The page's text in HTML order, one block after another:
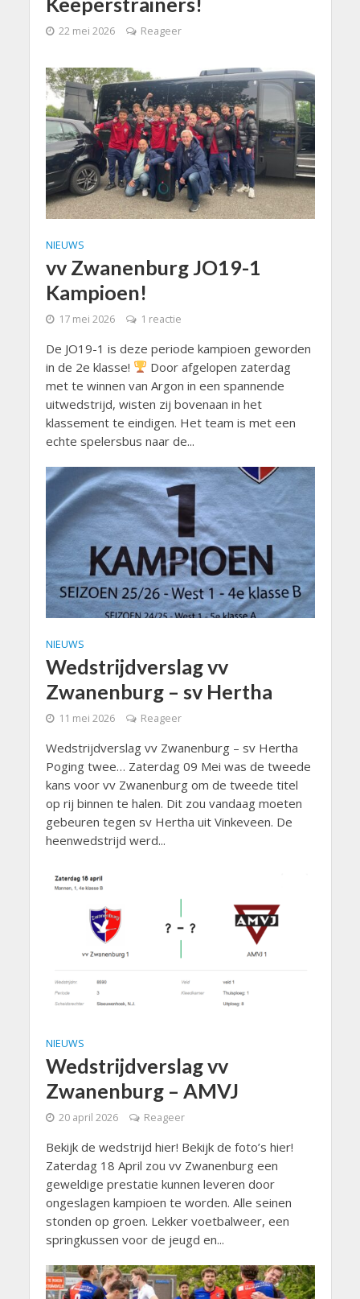
22 mei 2026 Reageer
NIEUWS
vv Zwanenburg JO19-1
Kampioen!
17 mei 2026 1 reactie
De JO19-1 is deze periode kampioen geworden
in de 2e klasse!
Door afgelopen zaterdag
met te winnen van Argon in een spannende
uitwedstrijd, wisten zij bovenaan in het
klassement te eindigen. Het team is met een
echte spelersbus naar de...
NIEUWS
Wedstrijdverslag vv
Zwanenburg – sv Hertha
11 mei 2026 Reageer
Wedstrijdverslag vv Zwanenburg – sv Hertha
Poging twee… Zaterdag 09 Mei was de tweede
kans voor vv Zwanenburg om de tweede titel
op rij binnen te halen. Dit zou vandaag moeten
gebeuren tegen sv Hertha uit Vinkeveen. De
heenwedstrijd werd...
NIEUWS
Wedstrijdverslag vv
Zwanenburg – AMVJ
20 april 2026 Reageer
Bekijk de wedstrijd hier! Bekijk de foto’s hier!
Zaterdag 18 April zou vv Zwanenburg een
geweldige prestatie kunnen leveren door
ongeslagen kampioen te worden. Alle seinen
stonden op groen. Lekker voetbalweer, een
springkussen voor de jeugd en...